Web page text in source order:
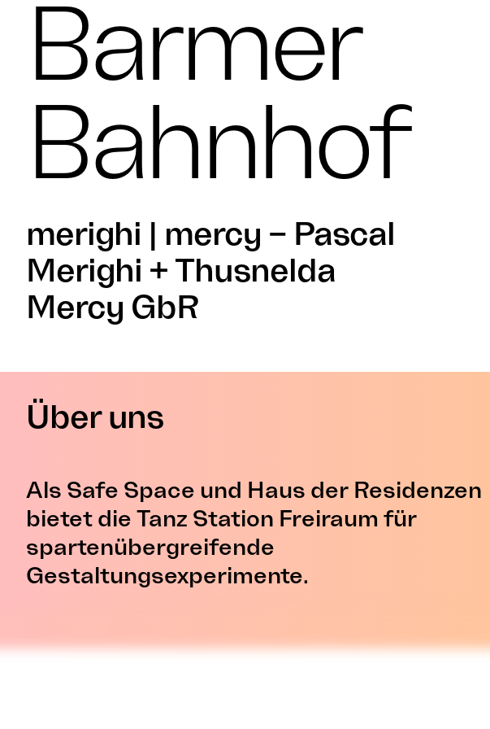
Barmer
Bahnhof
merighi | mercy – Pascal
Merighi + Thusnelda
Mercy GbR
Über uns
Als Safe Space und Haus der Residenzen
bietet die Tanz Station Freiraum für
spartenübergreifende
Gestaltungsexperimente.